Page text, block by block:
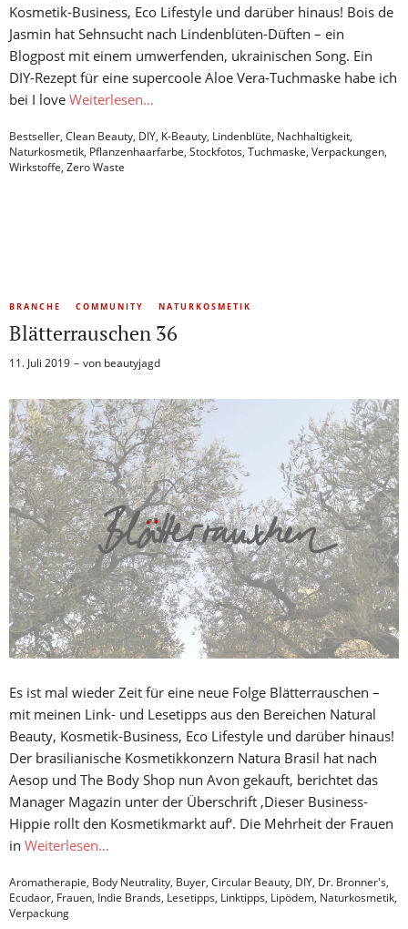
Kosmetik-Business, Eco Lifestyle und darüber hinaus! Bois de
Jasmin hat Sehnsucht nach Lindenblüten-Düften – ein
Blogpost mit einem umwerfenden, ukrainischen Song. Ein
DIY-Rezept für eine supercoole Aloe Vera-Tuchmaske habe ich
bei I love Weiterlesen…
Bestseller, Clean Beauty, DIY, K-Beauty, Lindenblüte, Nachhaltigkeit,
Naturkosmetik, Pflanzenhaarfarbe, Stockfotos, Tuchmaske, Verpackungen,
Wirkstoffe, Zero Waste
BRANCHE COMMUNITY NATURKOSMETIK
Blätterrauschen 36
11. Juli 2019 von beautyjagd
Es ist mal wieder Zeit für eine neue Folge Blätterrauschen –
mit meinen Link- und Lesetipps aus den Bereichen Natural
Beauty, Kosmetik-Business, Eco Lifestyle und darüber hinaus!
Der brasilianische Kosmetikkonzern Natura Brasil hat nach
Aesop und The Body Shop nun Avon gekauft, berichtet das
Manager Magazin unter der Überschrift ‚Dieser Business-
Hippie rollt den Kosmetikmarkt auf‘. Die Mehrheit der Frauen
in Weiterlesen…
Aromatherapie, Body Neutrality, Buyer, Circular Beauty, DIY, Dr. Bronner's,
Ecudaor, Frauen, Indie Brands, Lesetipps, Linktipps, Lipödem, Naturkosmetik,
Verpackung